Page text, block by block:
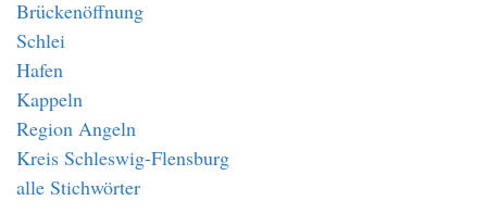
Brückenöffnung
Schlei
Hafen
Kappeln
Region Angeln
Kreis Schleswig-Flensburg
alle Stichwörter